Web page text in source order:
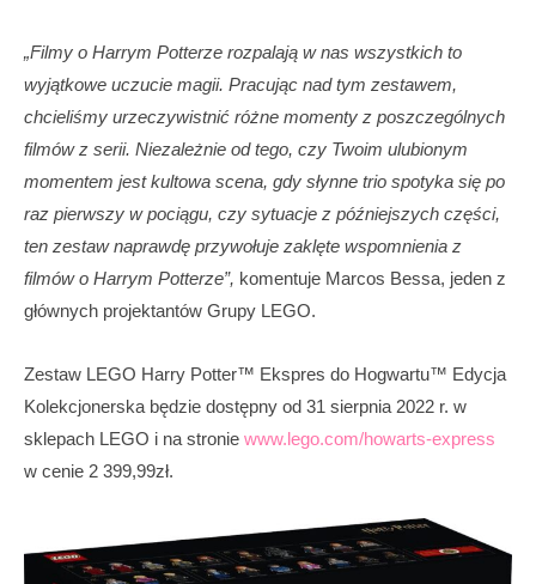
„Filmy o Harrym Potterze rozpalają w nas wszystkich to
wyjątkowe uczucie magii. Pracując nad tym zestawem,
chcieliśmy urzeczywistnić różne momenty z poszczególnych
filmów z serii. Niezależnie od tego, czy Twoim ulubionym
momentem jest kultowa scena, gdy słynne trio spotyka się po
raz pierwszy w pociągu, czy sytuacje z późniejszych części,
ten zestaw naprawdę przywołuje zaklęte wspomnienia z
filmów o Harrym Potterze”, komentuje Marcos Bessa, jeden z
głównych projektantów Grupy LEGO.
Zestaw LEGO Harry Potter™ Ekspres do Hogwartu™ Edycja
Kolekcjonerska będzie dostępny od 31 sierpnia 2022 r. w
sklepach LEGO i na stronie www.lego.com/howarts-express
w cenie 2 399,99zł.